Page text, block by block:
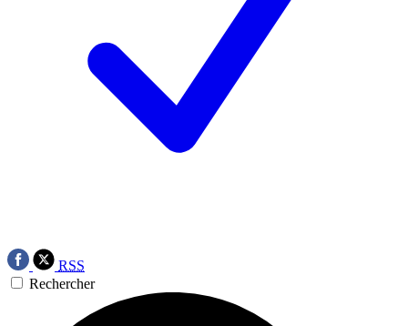
RSS
Rechercher